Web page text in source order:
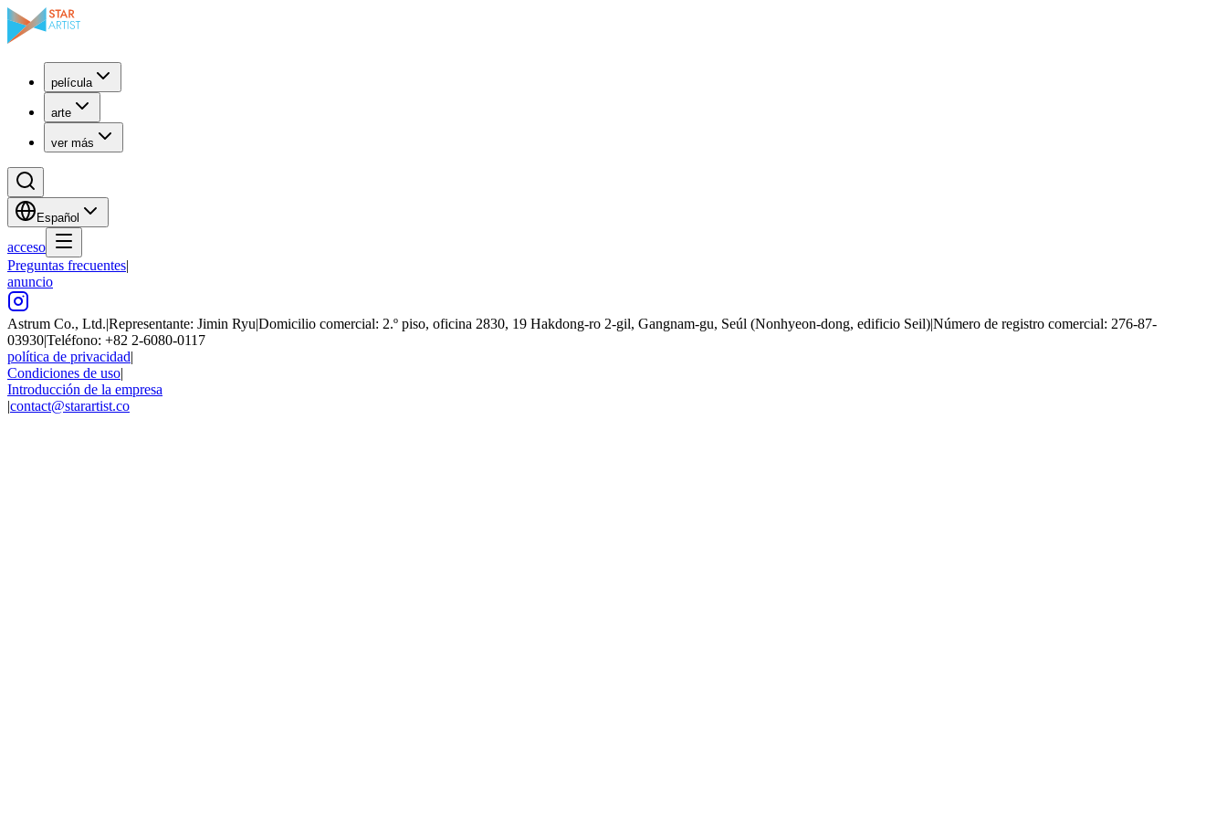
película
arte
ver más
Español
acceso
Preguntas frecuentes|
anuncio
Astrum Co., Ltd.|Representante: Jimin Ryu|Domicilio comercial: 2.º piso, oficina 2830, 19 Hakdong-ro 2-gil, Gangnam-gu, Seúl (Nonhyeon-dong, edificio Seil)|Número de registro comercial: 276-87-
03930|Teléfono: +82 2-6080-0117
política de privacidad|
Condiciones de uso|
Introducción de la empresa
|contact@starartist.co